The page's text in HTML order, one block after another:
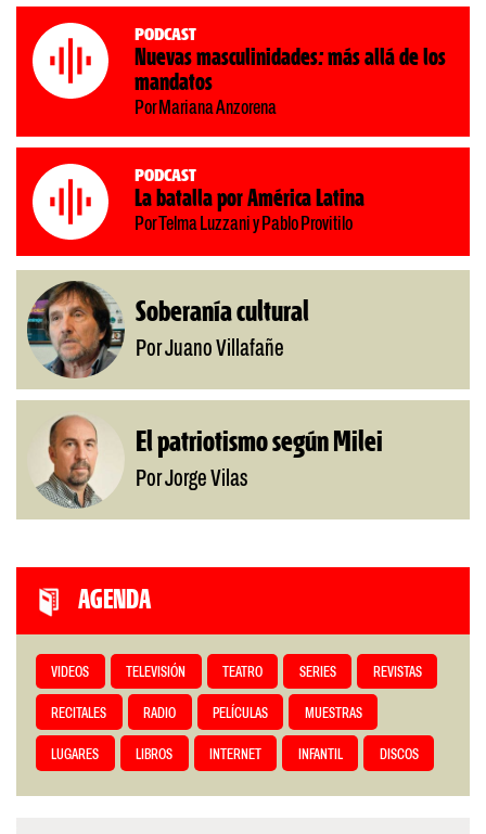
Podcast
Nuevas masculinidades: más allá de los
mandatos
Por Mariana Anzorena
Podcast
La batalla por América Latina
Por Telma Luzzani y Pablo Provitilo
Soberanía cultural
Por Juano Villafañe
El patriotismo según Milei
Por Jorge Vilas
AGENDA
VIDEOS TELEVISIÓN TEATRO SERIES REVISTAS
RECITALES RADIO PELÍCULAS MUESTRAS
LUGARES LIBROS INTERNET INFANTIL DISCOS